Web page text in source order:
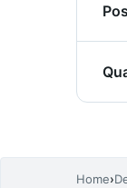
Home›